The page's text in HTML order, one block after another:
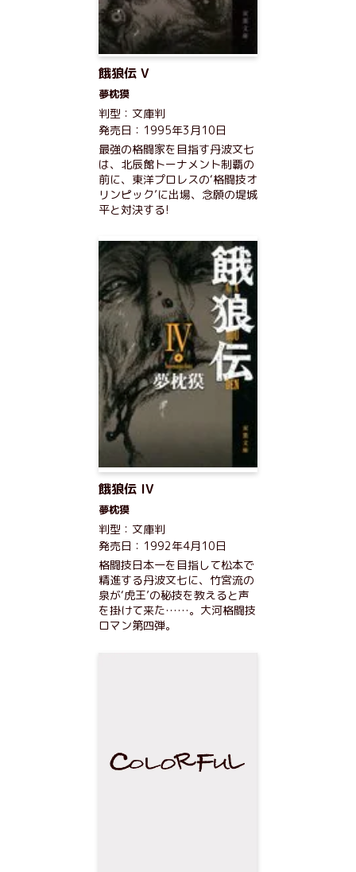
餓狼伝 V
夢枕獏
判型：文庫判
発売日：1995年3月10日
最強の格闘家を目指す丹波文七
は、北辰館トーナメント制覇の
前に、東洋プロレスの‘格闘技オ
リンピック’に出場、念願の堤城
平と対決する!
餓狼伝 IV
夢枕獏
判型：文庫判
発売日：1992年4月10日
格闘技日本一を目指して松本で
精進する丹波文七に、竹宮流の
泉が‘虎王’の秘技を教えると声
を掛けて来た……。大河格闘技
ロマン第四弾。